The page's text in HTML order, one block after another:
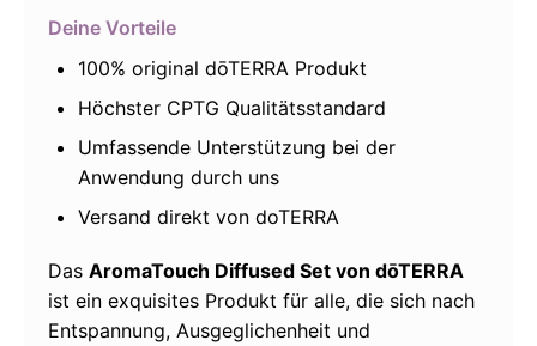
Deine Vorteile
100% original dōTERRA Produkt
Höchster CPTG Qualitätsstandard
Umfassende Unterstützung bei der
Anwendung durch uns
Versand direkt von doTERRA
Das AromaTouch Diffused Set von dōTERRA
ist ein exquisites Produkt für alle, die sich nach
Entspannung, Ausgeglichenheit und